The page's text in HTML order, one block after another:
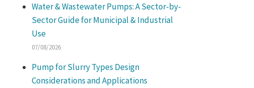
Water & Wastewater Pumps: A Sector-by-
Sector Guide for Municipal & Industrial
Use
07/08/2026
Pump for Slurry Types Design
Considerations and Applications